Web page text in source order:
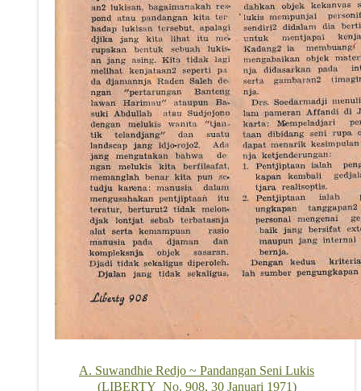
A. Suwandhie Redjo ~ Pandangan Seni Lukis
(LIBERTY_No. 908, 30 Januari 1971)